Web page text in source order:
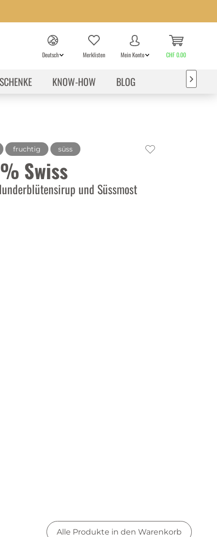
Deutsch Merklisten Mein Konto CHF 0.00
KNOW-HOW BLOG 
fruchtig süss
Swiss
und Süssmost
Alle Produkte in den Warenkorb